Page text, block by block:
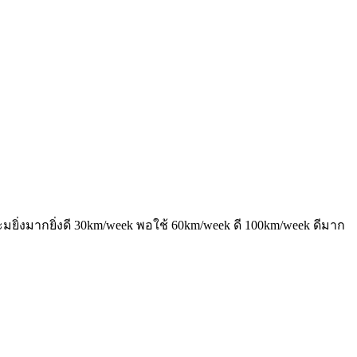
ากยิ่งดี 30km/week พอใช้ 60km/week ดี 100km/week ดีมาก